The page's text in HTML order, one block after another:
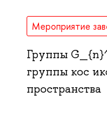
Мероприятие
Группы
группы кос
пространства